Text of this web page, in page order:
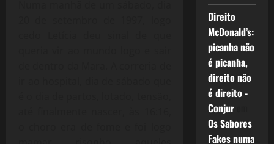
Direito
McDonald’s:
picanha não
é picanha,
direito não
é direito -
Conjurem
Os Sabores
Fakes numa